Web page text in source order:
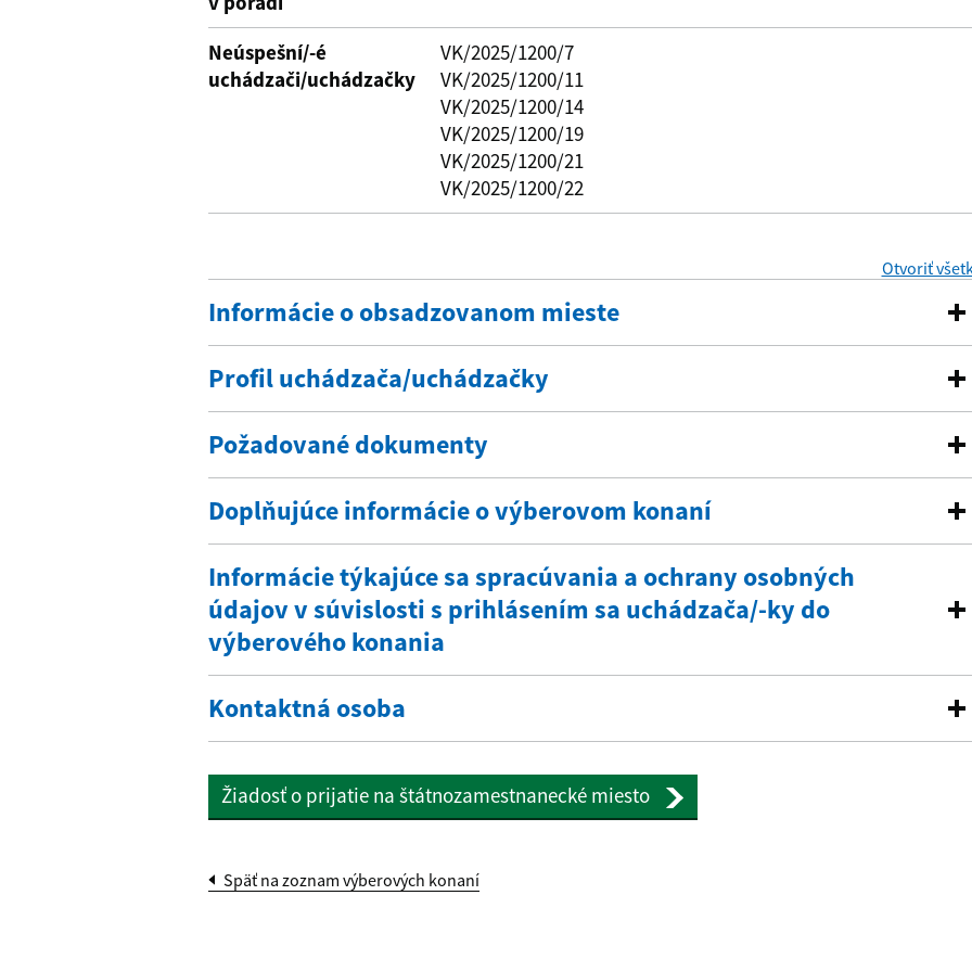
Neúspešní/-é
uchádzači/uchádzačky
VK/2025/1200/7
VK/2025/1200/11
VK/2025/1200/14
VK/2025/1200/19
VK/2025/1200/21
VK/2025/1200/22
Otvoriť
Informácie o obsadzovanom mieste
Profil uchádzača/uchádzačky
Požadované dokumenty
Doplňujúce informácie o výberovom konaní
Informácie týkajúce sa spracúvania a ochrany osobných
údajov v súvislosti s prihlásením sa uchádzača/-ky do
výberového konania
Kontaktná osoba
Žiadosť o prijatie na štátnozamestnanecké miesto
Späť na zoznam výberových konaní